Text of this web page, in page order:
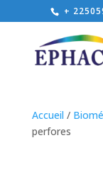
+
Accueil /
perfores